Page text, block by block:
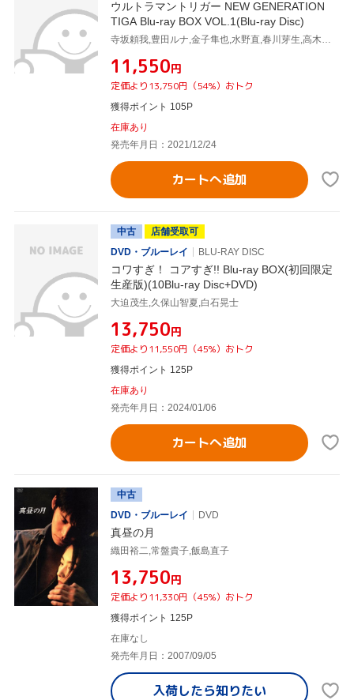
ウルトラマントリガー NEW GENERATION
TIGA Blu-ray BOX VOL.1(Blu-ray Disc)
¥11,550円
定価より13,750円（54%）おトク
獲得ポイント 105P
在庫あり
発売年月日：2021/12/24
カートへ追加
中古
店舗受取可
DVD・ブルーレイ
BLU-RAY DISC
コワすぎ！ コアすぎ!! Blu-ray BOX(初回限定
生産版)(10Blu-ray Disc+DVD)
大迫茂生,久保山智夏,白石晃士
¥13,750円
定価より11,550円（45%）おトク
獲得ポイント 125P
在庫あり
発売年月日：2024/01/06
カートへ追加
中古
DVD・ブルーレイ
DVD
真昼の月
織田裕二,常盤貴子,飯島直子
¥13,750円
定価より11,330円（45%）おトク
獲得ポイント 125P
在庫なし
発売年月日：2007/09/05
入荷したら知りたい